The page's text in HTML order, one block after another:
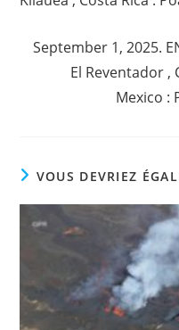
September 1, 2025.
El Reventador ,
Mexico :
VOUS DEVRIEZ